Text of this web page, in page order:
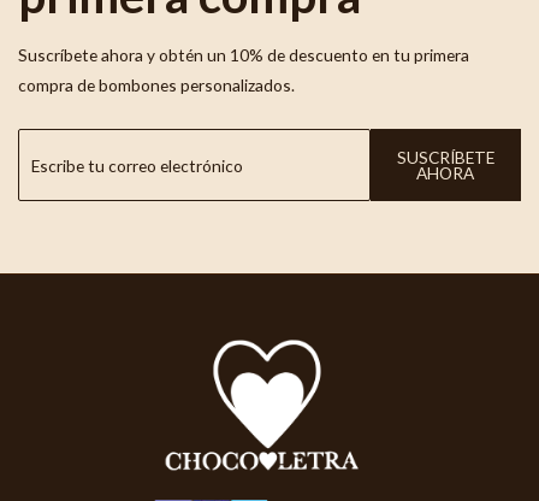
Suscríbete ahora y obtén un 10% de descuento en tu primera
compra de bombones personalizados.
SUSCRÍBETE
AHORA